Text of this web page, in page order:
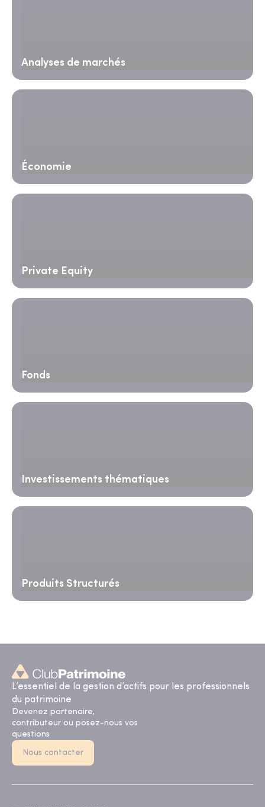
Analyses de marchés
Économie
Private Equity
Fonds
Investissements thématiques
Produits Structurés
L’essentiel de la gestion d’actifs pour les professionnels
du patrimoine
Devenez partenaire,
contributeur ou posez-nous vos
questions
Nous contacter